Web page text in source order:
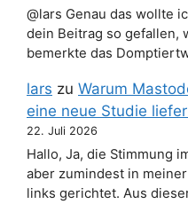
@lars Genau das wollte
dein Beitrag so gefallen,
bemerkte das
lars zu Warum
eine neue Studie
22. Juli 2026
Hallo, Ja, die Stimmung
aber zumindest in
links gerichtet. Aus